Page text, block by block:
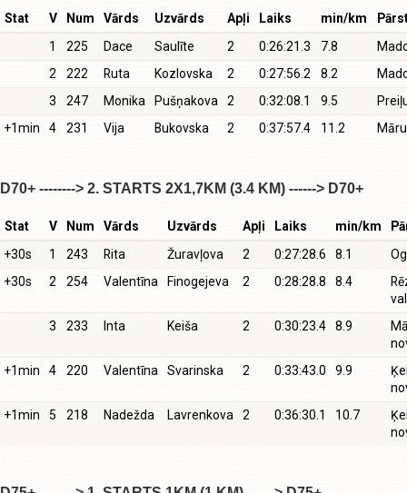
Stat V Num Vārds Uzvārds Apļi Laiks min/km
1
225 Dace Saulīte 2 0:26:21.3 7.8
2
222 Ruta Kozlovska 2 0:27:56.2 8.2
3
247 Monika Pušņakova 2 0:32:08.1 9.5
+1min
4 231 Vija Bukovska 2 0:37:57.4 11.2
D70+ --------> 2. STARTS 2X1,7KM (3.4 KM) ------> D70+
Stat V Num Vārds Uzvārds Apļi Laiks min/km
+30s
1 243 Rita Žuravļova 2 0:27:28.6 8.1
+30s
2 254 Valentīna Finogejeva 2 0:28:28.8 8.4
3
233 Inta Keiša 2 0:30:23.4 8.9
+1min
4 220 Valentīna Svarinska 2 0:33:43.0 9.9
+1min
5 218 Nadežda Lavrenkova 2 0:36:30.1 10.7